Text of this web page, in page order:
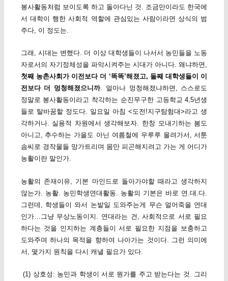
봉사활동처럼 보이도록 하고 돌아다닌 것. 조금만이라도 한국에
서 대학이 행한 사회적 역할에 관심있는 사람이라면 상식의 범
주다, 이 정도는.
그래, 시대는 변했다. 더 이상 대학생들이 나서서 농민들을 노동
자로서의 자기정체성을 파악시켜주는 시대가 아니다. 왜냐하면,
첫째 농촌사회가 이전보다 더 ‘똑똑’해졌고, 둘째 대학생들이 이
전보다 더 멍청해졌으니까. 얼마나 멍청해졌냐하면, 스스로도
정말로 봉사활동이라고 착각하는 순진무구한 고등학교 4,5년생
들로 탈바꿈할 정도다. 일요일 아침 <도전!지구탐험대>라고 생
각하거나. 실용적 차원에서 생각해보자. 한창 모내기하는 봄도
아니고, 추수하는 가을도 아닌 여름철에 우루루 몰려가서, 서툰
솜씨로 경작물들 망가트리며 몸만 피곤해지려고 가는 게 어디가
농활이란 말인가.
농활의 존재이유, 기본 마인드로 돌아가야할 때라고 생각하지
않는가. 농활. 농민학생연대활동. 농활의 기본은 바로 연.대.다.
그런데, 학생들이 와서 논밭일 도와주는게 무슨 얼어죽을 연대
인가…그냥 무상노동이지. 연대라는 건, 사회적으로 서로 필요
하다는 것을 인지하는 계층들이 서로 필요한 지점을 보충하고
도와주며 하나의 목적을 향하여 나아가는 것이다. 그런 의미에
서, 몇가지 원칙을 다시 캐낼 필요가 있다.
(1) 상호성: 농민과 학생이 서로 뭔가를 주고 받는다는 것. 그리